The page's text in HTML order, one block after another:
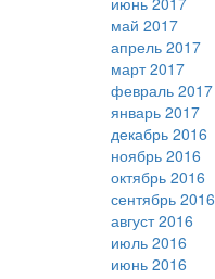
май 2017
апрель 2017
март 2017
февраль 2017
январь 2017
декабрь 2016
ноябрь 2016
октябрь 2016
сентябрь 2016
август 2016
июль 2016
июнь 2016